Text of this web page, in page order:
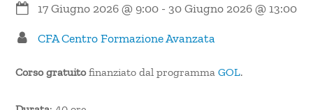
17 Giugno 2026@ 9:00 - 30 Giugno 2026@ 13:00
CFA Centro Formazione Avanzata
Corso gratuitofinanziato dal programmaGOL.